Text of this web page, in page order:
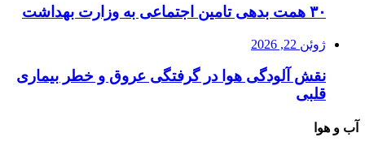
۳۰ همت بدهی تامین اجتماعی به وزارت بهداشت
ژوئن 22, 2026
نقش آلودگی هوا در گرفتگی عروق و خطر بیماری
قلبی
آب و هوا